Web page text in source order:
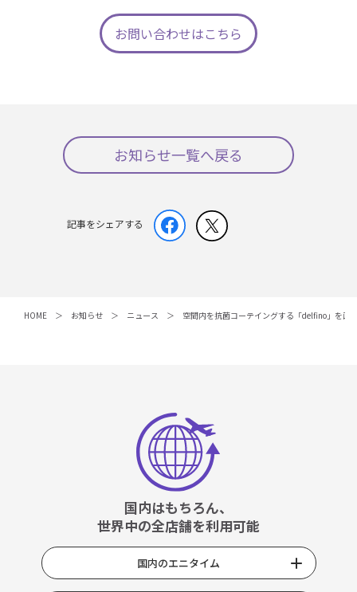
お問い合わせはこちら
お知らせ一覧へ戻る
記事をシェアする
HOME お知らせ ニュース 空間内を抗菌コーテイングする「delfino」を直
国内はもちろん、
世界中の全店舗を利用可能
国内のエニタイム